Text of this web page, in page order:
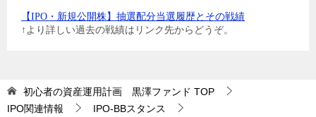
【IPO・新規公開株】抽選配分当選履歴とその戦績
↑より詳しい過去の戦績はリンク先からどうぞ。
初心者の資産運用計画 黒澤ファンド TOP
IPO関連情報
IPO-BBスタンス